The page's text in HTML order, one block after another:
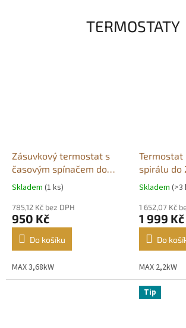
TERMOSTATY
Zásuvkový termostat s
časovým spínačem do
3680W
Průměrné
produktu
je
5,0
hvězdiček.
Skladem (1 ks)
785,12 Kč bez DPH
950 Kč
Do košíku
MAX 3,68kW
Termostat
spirálu do
Průměrné
produktu
je
4,6
hvězdiček.
Skladem (>3
1 652,07 Kč
1 999 Kč
Do
MAX 2,2kW
Tip